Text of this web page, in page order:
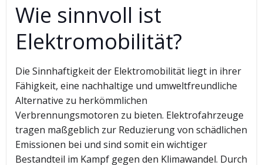
Wie sinnvoll ist
Elektromobilität?
Die Sinnhaftigkeit der Elektromobilität liegt in ihrer
Fähigkeit, eine nachhaltige und umweltfreundliche
Alternative zu herkömmlichen
Verbrennungsmotoren zu bieten. Elektrofahrzeuge
tragen maßgeblich zur Reduzierung von schädlichen
Emissionen bei und sind somit ein wichtiger
Bestandteil im Kampf gegen den Klimawandel. Durch